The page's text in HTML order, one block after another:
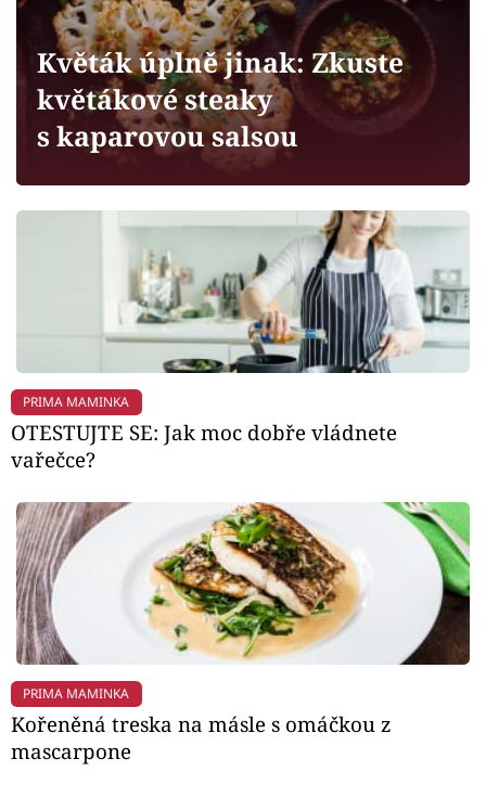
Sledujte prima+
Filmový festival Karlovy Vary
Mámy sobě
Přihlášení
Sledujte nás
Květák úplně jinak: Zkuste
květákové steaky
s kaparovou salsou
PRIMA MAMINKA
OTESTUJTE SE: Jak moc dobře vládnete
vařečce?
PRIMA MAMINKA
Kořeněná treska na másle s omáčkou z
mascarpone